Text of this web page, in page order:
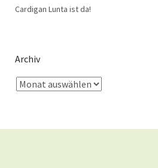
Cardigan Lunta ist da!
Archiv